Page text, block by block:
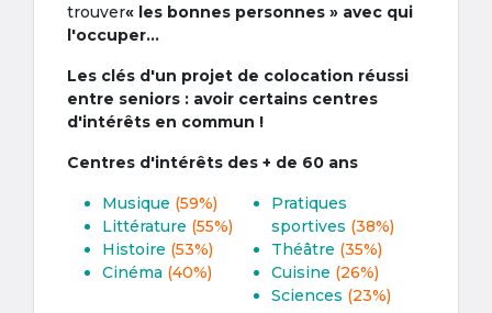
trouver« les bonnes personnes » avec qui
l'occuper...
Les clés d'un projet de colocation réussi
entre seniors : avoir certains centres
d'intérêts en commun !
Centres d'intérêts des + de 60 ans
Musique (59%)
Littérature (55%)
Histoire (53%)
Cinéma (40%)
Pratiques
sportives (38%)
Théâtre (35%)
Cuisine (26%)
Sciences (23%)